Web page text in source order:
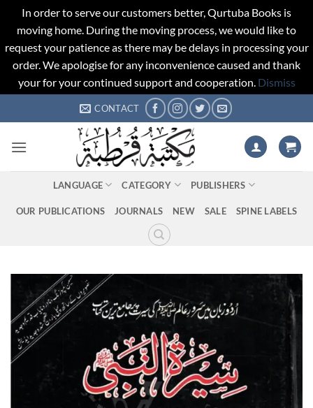
In order to serve our customers better, Qurtuba Books is
moving home. During the moving process, we would like to
request your patience as there may be delays in processing your
order. We apologise for any inconvenience caused and thank
your for your continued support and cooperation. Dismiss
to
CONTACT
LANGUAGE CATEGORY PUBLISHERS
OUR PUBLICATIONS JOURNALS NEW SALE SPINE LABELS